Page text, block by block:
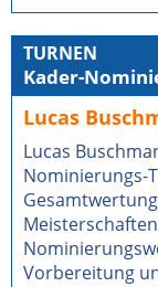
TURNEN
Kader-
Lucas
Lucas
Nominierungs-
Vorbereitung